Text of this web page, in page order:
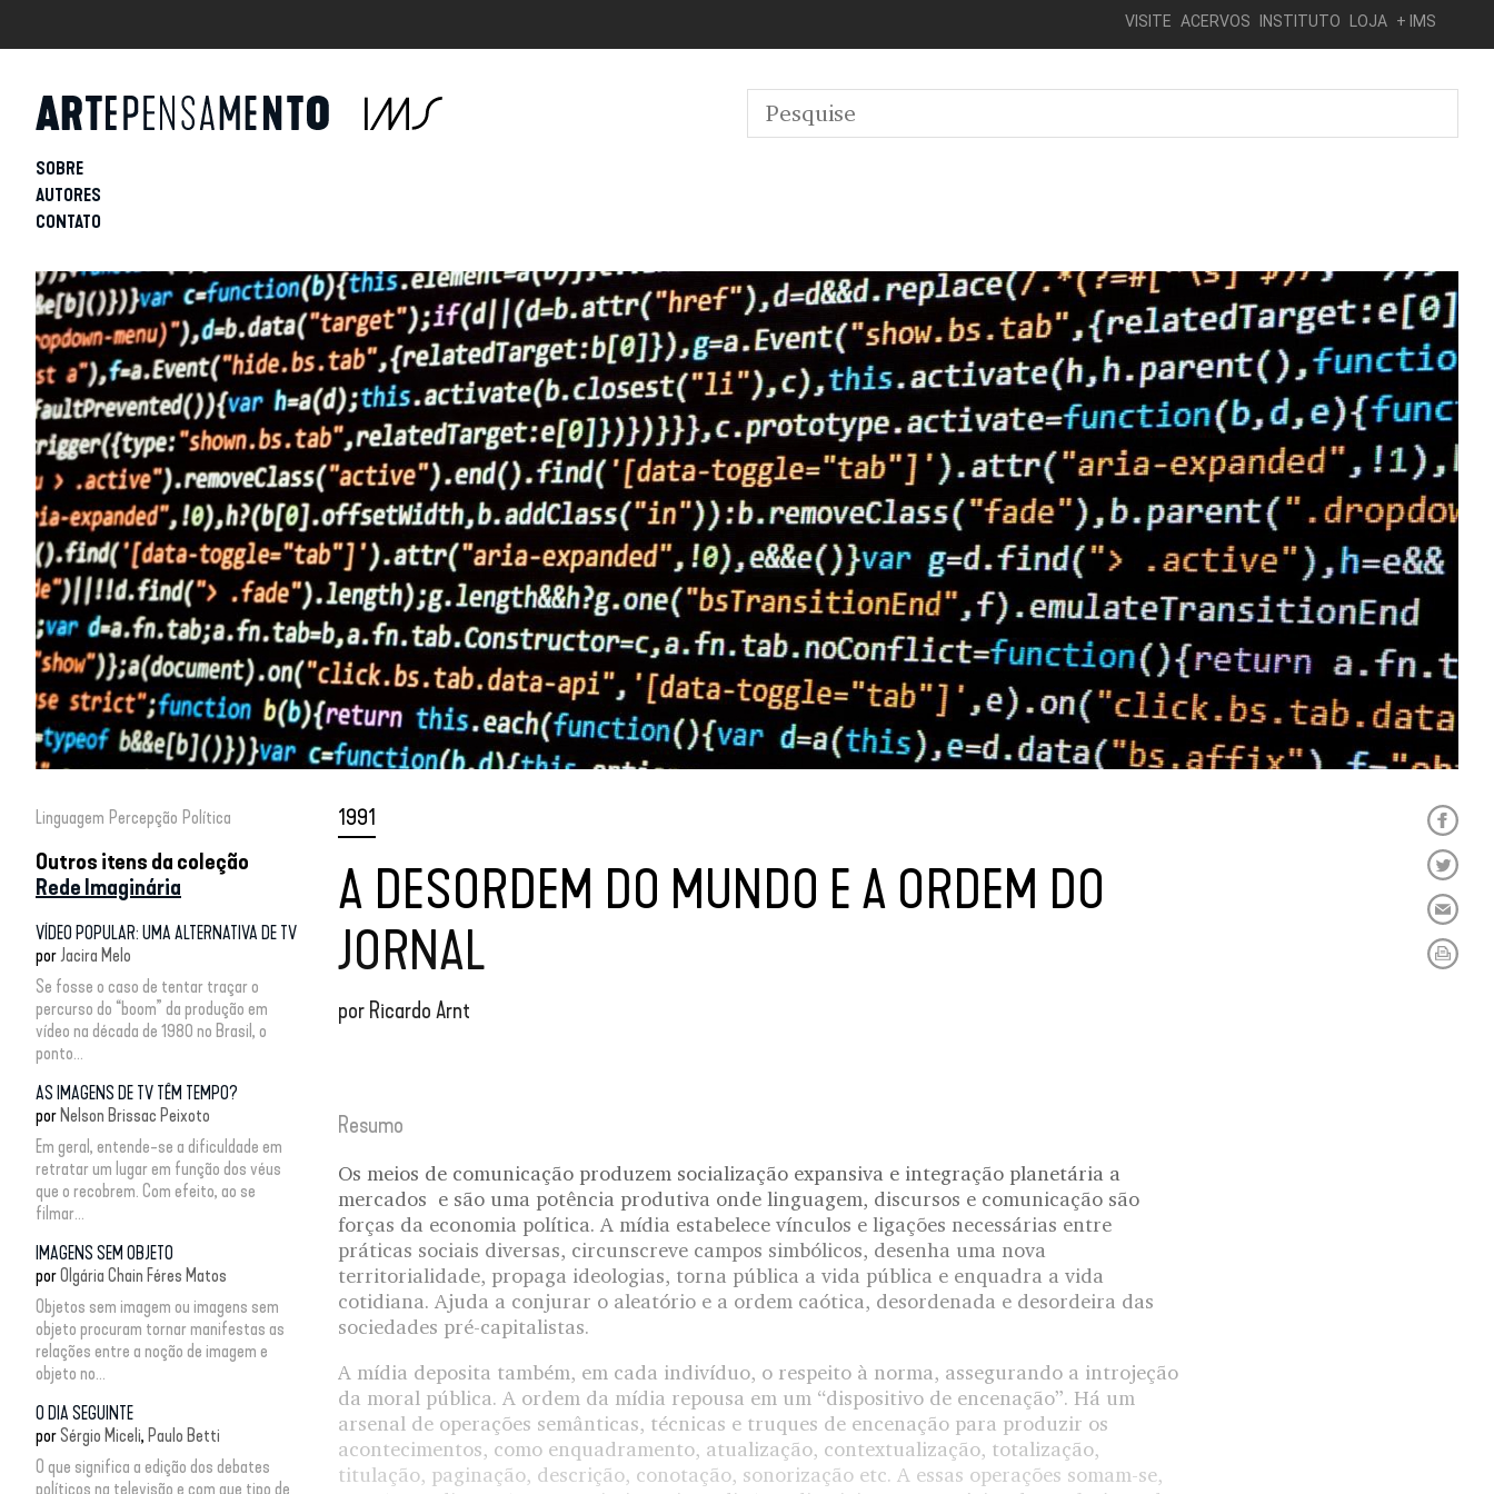
VISITE ACERVOS INSTITUTO LOJA + IMS
SOBRE
AUTORES
CONTATO
Linguagem Percepção Política
Outros itens da coleção
Rede Imaginária
VÍDEO POPULAR: UMA ALTERNATIVA DE TV
por Jacira Melo
Se fosse o caso de tentar traçar o
percurso do “boom” da produção em
vídeo na década de 1980 no Brasil, o
ponto...
AS IMAGENS DE TV TÊM TEMPO?
por Nelson Brissac Peixoto
Em geral, entende-se a dificuldade em
retratar um lugar em função dos véus
que o recobrem. Com efeito, ao se
filmar...
IMAGENS SEM OBJETO
porOlgária Chain Féres Matos
Objetos sem imagem ou imagens sem
objeto procuram tornar manifestas as
relações entre a noção de imagem e
objeto no...
O DIA SEGUINTE
porSérgio Miceli Paulo Betti
O que significa a edição dos debates
políticos na televisão e com que tipo de
1991
A DESORDEM DO MUNDO E A ORDEM DO
JORNAL
por Ricardo Arnt
Resumo
Os meios de comunicação produzem socialização expansiva e integração planetária a
mercados e são uma potência produtiva onde linguagem, discursos e comunicação são
forças da economia política. A mídia estabelece vínculos e ligações necessárias entre
práticas sociais diversas, circunscreve campos simbólicos, desenha uma nova
territorialidade, propaga ideologias, torna pública a vida pública e enquadra a vida
cotidiana. Ajuda a conjurar o aleatório e a ordem caótica, desordenada e desordeira das
sociedades pré-capitalistas.
A mídia deposita também, em cada indivíduo, o respeito à norma, assegurando a introjeção
da moral pública. A ordem da mídia repousa em um “dispositivo de encenação”. Há um
arsenal de operações semânticas, técnicas e truques de encenação para produzir os
acontecimentos, como enquadramento, atualização, contextualização, totalização,
titulação, paginação, descrição, conotação, sonorização etc. A essas operações somam-se,